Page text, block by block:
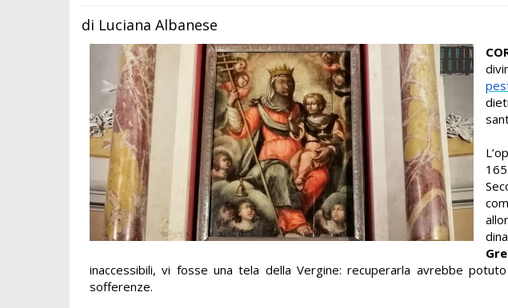
di Luciana Albanese
inaccessibili, vi fosse una tela della Vergine: recuperarla avrebbe
sofferenze.